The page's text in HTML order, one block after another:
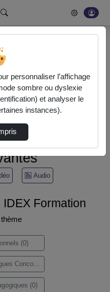
Rechercher un média sur POD
mis à jour. Nous sommes
L'encodage de vos
du message d'erreur
Audio
Formation
(0)
Journées des Langues Concours Printemps 2020 (0)
(0)
personnaliser l’affichage
sombre ou dyslexie
et analyser le
instances).